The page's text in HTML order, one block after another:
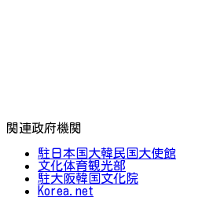
関連政府機関
駐日本国大韓民国大使館
文化体育観光部
駐大阪韓国文化院
Korea.net